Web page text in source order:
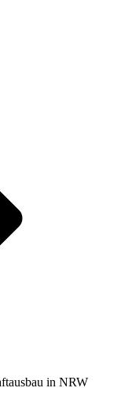
in NRW